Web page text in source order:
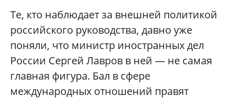
Те, кто наблюдает за внешней политикой
российского руководства, давно уже
поняли, что министр иностранных дел
России Сергей Лавров в ней — не самая
главная фигура. Бал в сфере
международных отношений правят